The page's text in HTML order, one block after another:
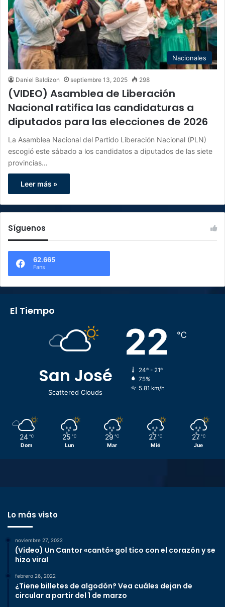
Nacionales
Daniel Baldizon septiembre 13, 2025 298
(VIDEO) Asamblea de Liberación
Nacional ratifica las candidaturas a
diputados para las elecciones de 2026
La Asamblea Nacional del Partido Liberación Nacional (PLN)
escogió este sábado a los candidatos a diputados de las siete
provincias…
Leer más »
Síguenos
62.665
Fans
El Tiempo
San José
Scattered Clouds
22 ℃
24º - 21º
75%
5.81 km/h
24 ℃
Dom
25 ℃
Lun
29 ℃
Mar
27 ℃
Mié
27 ℃
Jue
Lo más visto
noviembre 27, 2022
(Video) Un Cantor «cantó» gol tico con el corazón y se
hizo viral
febrero 26, 2022
¿Tiene billetes de algodón? Vea cuáles dejan de
circular a partir del 1 de marzo